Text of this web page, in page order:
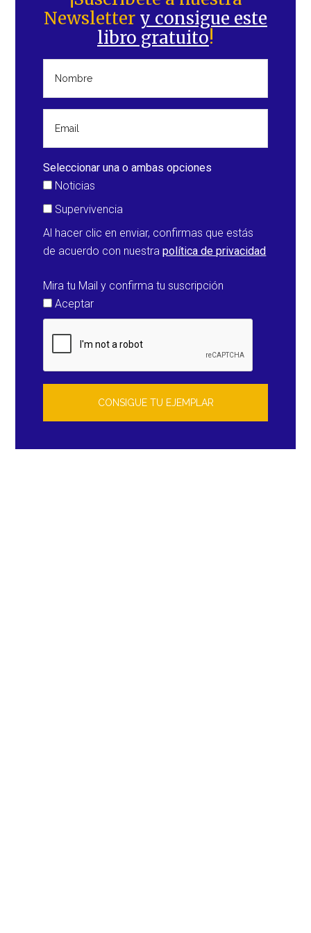
principal
Newsletter y consigue este
libro gratuito!
Seleccionar una o ambas opciones
Noticias
Supervivencia
Al hacer clic en enviar, confirmas que estás
de acuerdo con nuestrapolítica de privacidad
Mira tu Mail y confirma tu suscripción
Aceptar